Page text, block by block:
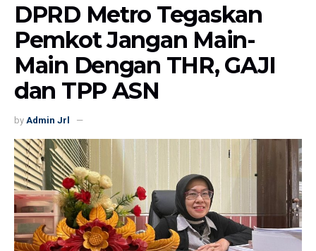
DPRD Metro Tegaskan
Pemkot Jangan Main-
Main Dengan THR, GAJI
dan TPP ASN
by Admin Jrl